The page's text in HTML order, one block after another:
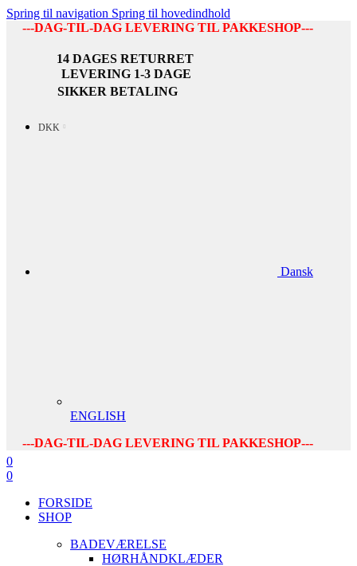
Spring til navigation Spring til hovedindhold
---DAG-TIL-DAG LEVERING TIL PAKKESHOP---
14 DAGES RETURRET
LEVERING 1-3 DAGE
SIKKER BETALING
DKK
Dansk
ENGLISH
---DAG-TIL-DAG LEVERING TIL PAKKESHOP---
0
0
FORSIDE
SHOP
BADEVÆRELSE
HØRHÅNDKLÆDER